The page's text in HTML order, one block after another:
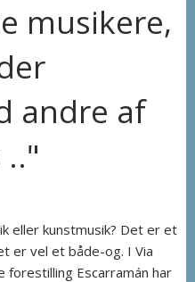
musikere,
andre af
.."
eller kunstmusik? Det er et
er vel et både-og. I Via
forestilling Escarramán har